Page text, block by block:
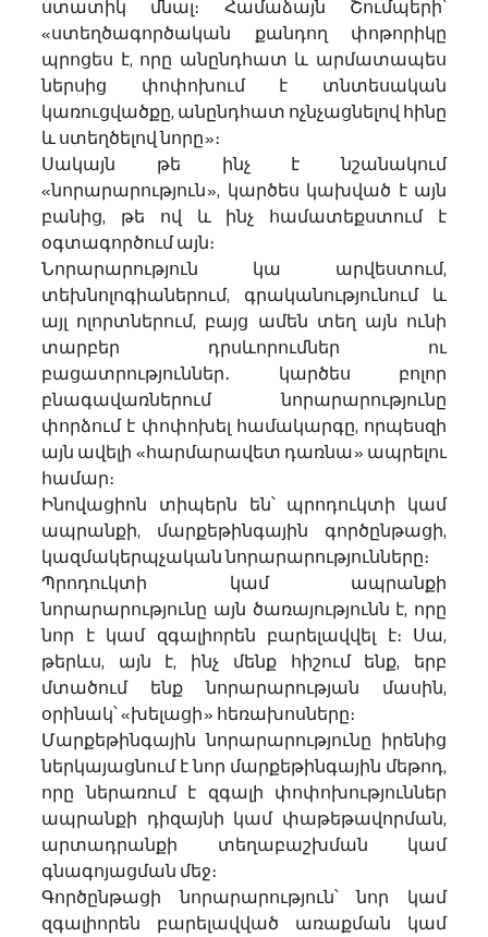
ստատիկ մնալ։ Համաձայն Շումպերի՝
«ստեղծագործական քանդող փոթորիկը
պրոցես է, որը անընդհատ և արմատապես
ներսից փոփոխում է տնտեսական
կառուցվածքը, անընդհատ ոչնչացնելով հինը
և ստեղծելով նորը»։
Սակայն թե ինչ է նշանակում
«նորարարություն», կարծես կախված է այն
բանից, թե ով և ինչ համատեքստում է
օգտագործում այն։
Նորարարություն կա արվեստում,
տեխնոլոգիաներում, գրականությունում և
այլ ոլորտներում, բայց ամեն տեղ այն ունի
տարբեր դրսևորումներ ու
բացատրություններ․ կարծես բոլոր
բնագավառներում նորարարությունը
փորձում է փոփոխել համակարգը, որպեսզի
այն ավելի «հարմարավետ դառնա» ապրելու
համար։
Ինովացիոն տիպերն են՝ պրոդուկտի կամ
ապրանքի, մարքեթինգային գործընթացի,
կազմակերպչական նորարարությունները։
Պրոդուկտի կամ ապրանքի
նորարարությունը այն ծառայությունն է, որը
նոր է կամ զգալիորեն բարելավվել է։ Սա,
թերևս, այն է, ինչ մենք հիշում ենք, երբ
մտածում ենք նորարարության մասին,
օրինակ՝ «խելացի» հեռախոսները։
Մարքեթինգային նորարարությունը իրենից
ներկայացնում է նոր մարքեթինգային մեթոդ,
որը ներառում է զգալի փոփոխություններ
ապրանքի դիզայնի կամ փաթեթավորման,
արտադրանքի տեղաբաշխման կամ
գնագոյացման մեջ։
Գործընթացի նորարարություն՝ նոր կամ
զգալիորեն բարելավված առաքման կամ